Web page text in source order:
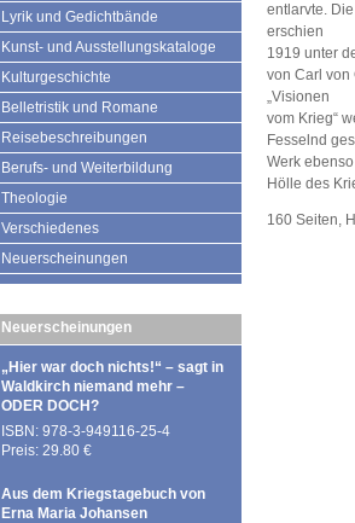
Lyrik und Gedichtbände
Kunst- und Ausstellungskataloge
Kulturgeschichte
Belletristik und Romane
Reisebeschreibungen
Berufs- und Weiterbildung
Theologie
Verschiedenes
Neuerscheinungen
Neuerscheinungen
„Hier war doch nichts!“ – sagt in
Waldkirch niemand mehr –
ODER DOCH?
ISBN: 978-3-949116-25-4
Preis: 29.80 €
Aus dem Kriegstagebuch von
Erna Maria Johansen
entlarvte.
erschien
1919 unter
von Carl von
„Visionen
vom Krieg“
Fesselnd
Werk
Hölle des
160 Seiten,